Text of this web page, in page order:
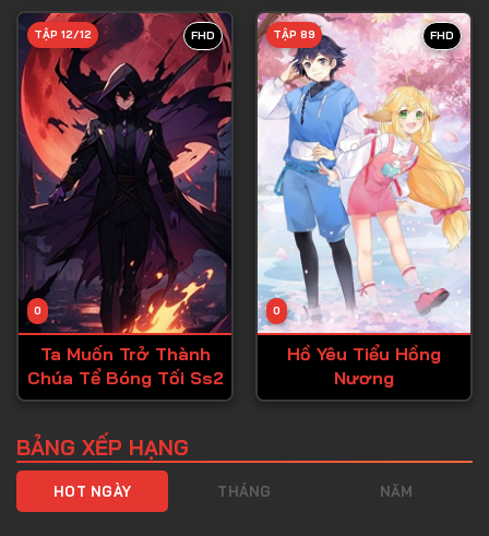
Tập 39
Tập 40
Tập 41
Tập 42
Tập 43
Tập 44
Tập 46
Tập 47
Tập 49
FHD
0
TẬP 12/12
Ta Muốn Trở Thành
Chúa Tể Bóng Tối Ss2
FHD
0
TẬP 89
Hồ Yêu Tiểu Hồng
Nương
BẢNG XẾP HẠNG
HOT NGÀY THÁNG NĂM